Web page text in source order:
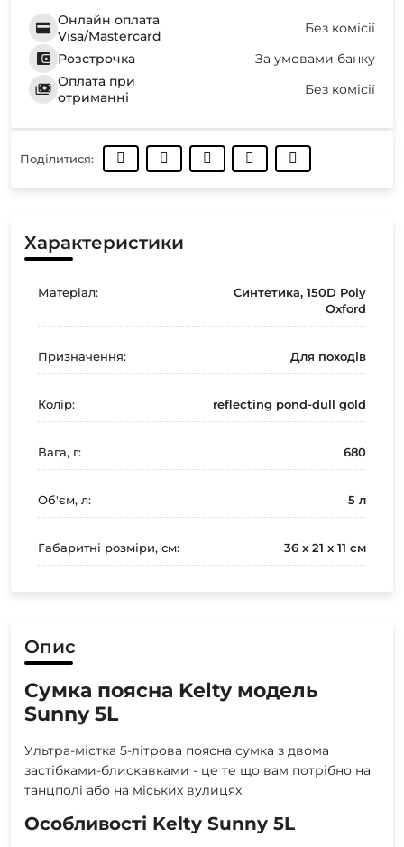
Онлайн оплата
Visa/Mastercard
Без комісії
Розстрочка
За умовами банку
Оплата при
отриманні
Без комісії
Поділитися:
Характеристики
Матеріал:
Синтетика, 150D Poly
Oxford
Призначення: Для походів
Колір: reflecting pond-dull gold
Вага, г: 680
Об'єм, л: 5 л
Габаритні розміри, см: 36 х 21 х 11 см
Опис
Сумка поясна Kelty модель
Sunny 5L
Ультра-містка 5-літрова поясна сумка з двома
застібками-блискавками - це те що вам потрібно на
танцполі або на міських вулицях.
Особливості Kelty Sunny 5L